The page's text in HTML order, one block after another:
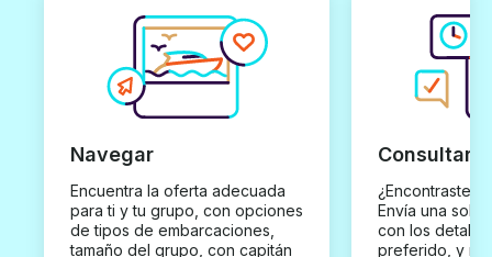
Navegar
Encuentra la oferta adecuada
para ti y tu grupo, con opciones
de tipos de embarcaciones,
tamaño del grupo, con capitán
Consultar
¿Encontraste
Envía una
con los
preferido, y